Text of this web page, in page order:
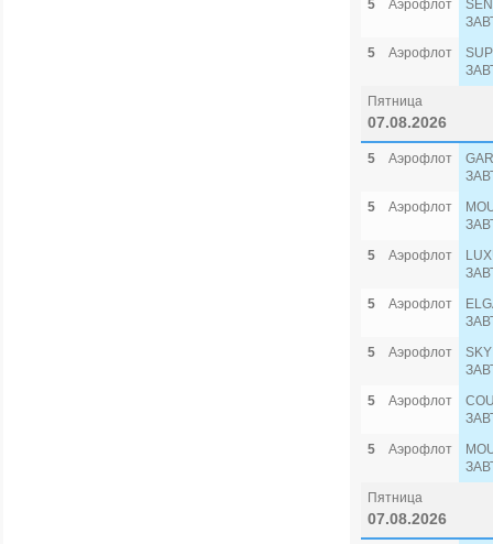
5 Аэрофлот
5
Аэрофлот
Пятница
07.08.2026
5 Аэрофлот
5
Аэрофлот
5
Аэрофлот
5
Аэрофлот
5
Аэрофлот
5
Аэрофлот
5
Аэрофлот
Пятница
07.08.2026